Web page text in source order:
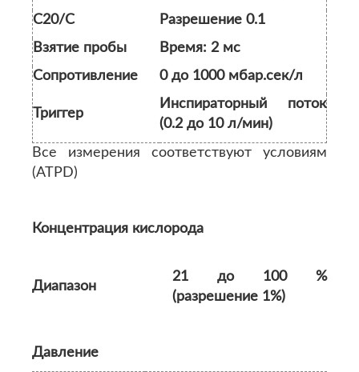
С20/С
Разрешение 0.1
Взятие пробы
Время: 2 мс
Сопротивление
0 до 1000 мбар.сек/л
Триггер
Инспираторный поток
(0.2 до 10 л/мин)
Все измерения соответствуют условиям
(ATPD)
Концентрация кислорода
Диапазон
21 до 100 %
(разрешение 1%)
Давление